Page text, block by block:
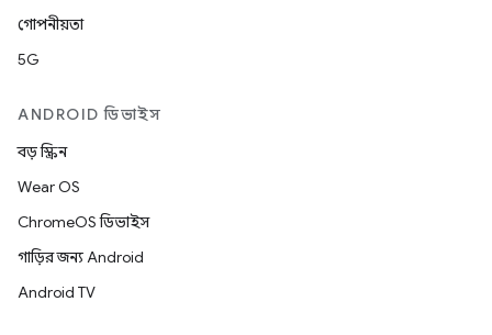
গোপনীয়তা
5G
ANDROID ডিভাইস
বড় স্ক্রিন
Wear OS
ChromeOS ডিভাইস
গাড়ির জন্য Android
Android TV